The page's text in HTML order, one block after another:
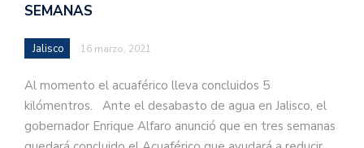
SEMANAS
Jalisco 16 marzo, 2021
Al momento el acuaférico lleva concluidos 5
kilómentros. Ante el desabasto de agua en Jalisco, el
gobernador Enrique Alfaro anunció que en tres semanas